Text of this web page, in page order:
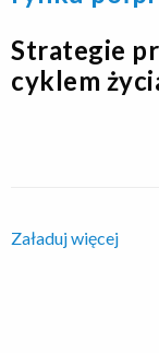
Strategie
cyklem
Załaduj więcej